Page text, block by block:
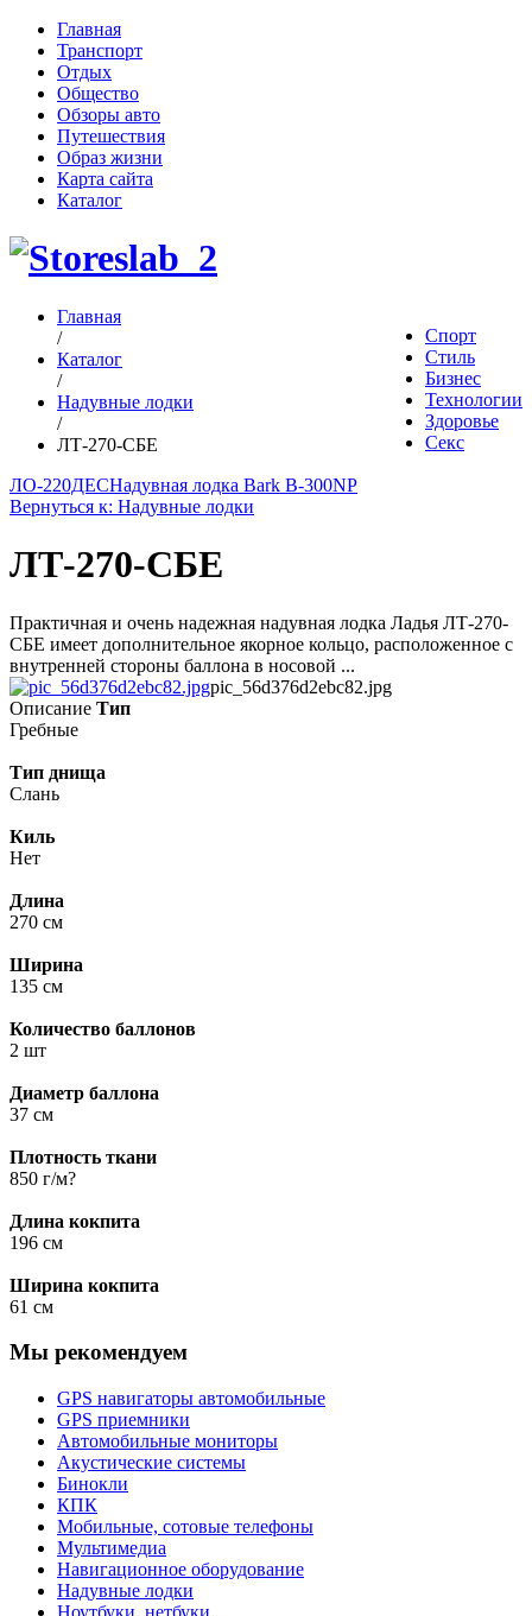
Главная
Транспорт
Отдых
Общество
Обзоры авто
Путешествия
Образ жизни
Карта сайта
Каталог
Спорт
Стиль
Бизнес
Технологии
Здоровье
Секс
Главная
/
Каталог
/
Надувные лодки
/
ЛТ-270-СБЕ
ЛО-220ДЕСНадувная лодка Bark B-300NP
Вернуться к: Надувные лодки
ЛТ-270-СБЕ
Практичная и очень надежная надувная лодка Ладья ЛТ-270-
СБЕ имеет дополнительное якорное кольцо, расположенное с
внутренней стороны баллона в носовой ...
pic_56d376d2ebc82.jpg
Описание Тип
Гребные
Тип днища
Слань
Киль
Нет
Длина
270 см
Ширина
135 см
Количество баллонов
2 шт
Диаметр баллона
37 см
Плотность ткани
850 г/м?
Длина кокпита
196 см
Ширина кокпита
61 см
Мы рекомендуем
GPS навигаторы автомобильные
GPS приемники
Автомобильные мониторы
Акустические системы
Бинокли
КПК
Мобильные, сотовые телефоны
Мультимедиа
Навигационное оборудование
Надувные лодки